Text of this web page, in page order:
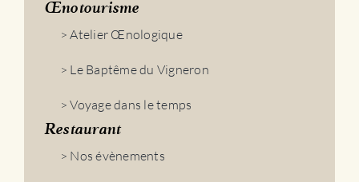
Œnotourisme
> Atelier Œnologique
> Le Baptême du Vigneron
> Voyage dans le temps
Restaurant
> Nos évènements